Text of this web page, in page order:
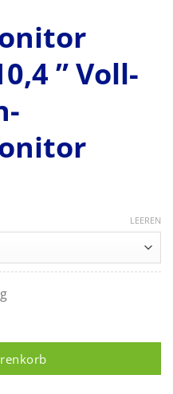
” Voll-
LEEREN